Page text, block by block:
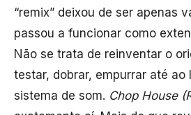
“remix” deixou de ser apenas
passou a funcionar como
Não se trata de reinventar o
testar, dobrar, empurrar até ao
sistema de som. Chop House